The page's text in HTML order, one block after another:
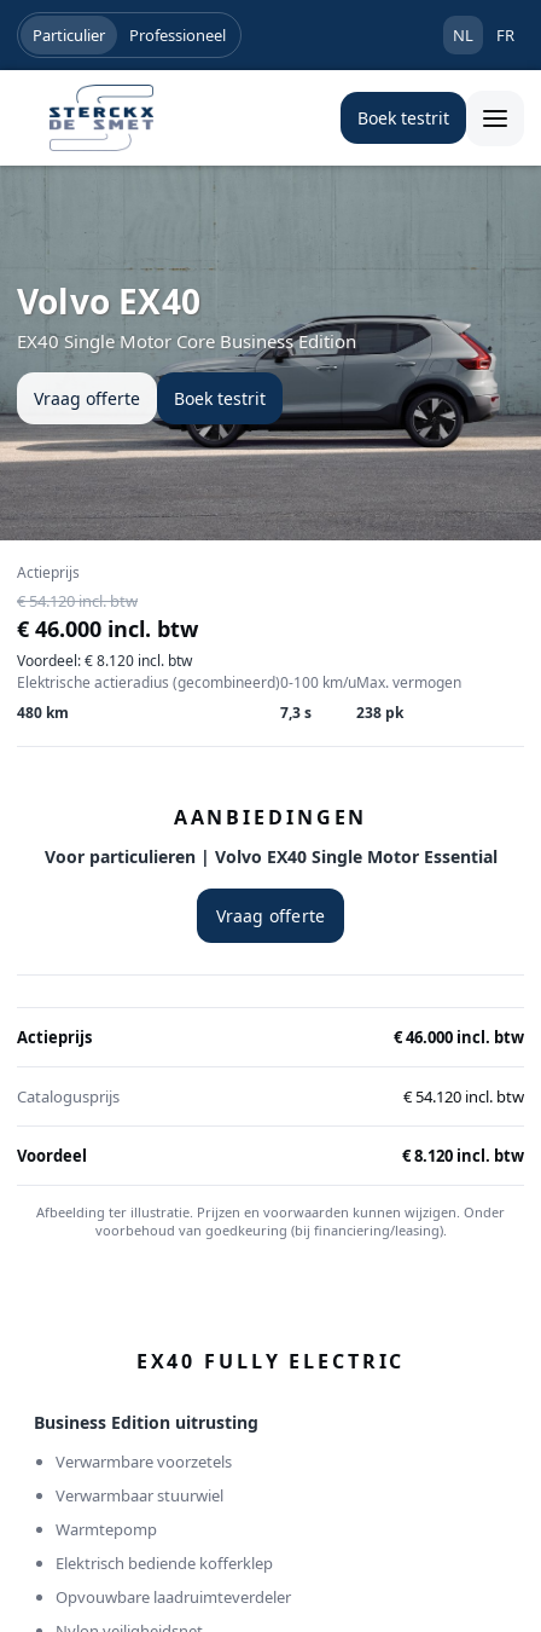
Particulier Professioneel NL FR
Boek testrit
Volvo EX40
EX40 Single Motor Core Business Edition
Vraag offerte Boek testrit
Actieprijs
€ 54.120 incl. btw
€ 46.000 incl. btw
Voordeel: € 8.120 incl. btw
Elektrische actieradius (gecombineerd)
480 km
0-100 km/u
7,3 s
Max. vermogen
238 pk
AANBIEDINGEN
Voor particulieren | Volvo EX40 Single Motor Essential
Vraag offerte
Actieprijs € 46.000 incl. btw
Catalogusprijs € 54.120 incl. btw
Voordeel € 8.120 incl. btw
Afbeelding ter illustratie. Prijzen en voorwaarden kunnen wijzigen. Onder
voorbehoud van goedkeuring (bij financiering/leasing).
EX40 FULLY ELECTRIC
Business Edition uitrusting
Verwarmbare voorzetels
Verwarmbaar stuurwiel
Warmtepomp
Elektrisch bediende kofferklep
Opvouwbare laadruimteverdeler